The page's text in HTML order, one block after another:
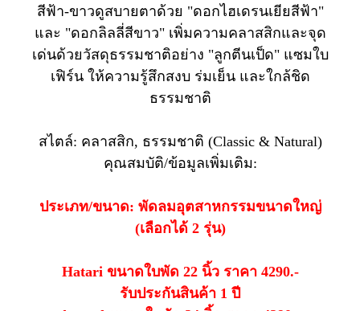
สีฟ้า-ขาวดูสบายตาด้วย "ดอกไฮเดรนเยียสีฟ้า"
และ "ดอกลิลลี่สีขาว" เพิ่มความคลาสสิกและจุด
เด่นด้วยวัสดุธรรมชาติอย่าง "ลูกตีนเป็ด" แซมใบ
เฟิร์น ให้ความรู้สึกสงบ ร่มเย็น และใกล้ชิด
ธรรมชาติ
สไตล์: คลาสสิก, ธรรมชาติ (Classic & Natural)
คุณสมบัติ/ข้อมูลเพิ่มเติม:
ประเภท/ขนาด: พัดลมอุตสาหกรรมขนาดใหญ่
(เลือกได้ 2 รุ่น)
Hatari ขนาดใบพัด 22 นิ้ว ราคา 4290.-
รับประกันสินค้า 1 ปี